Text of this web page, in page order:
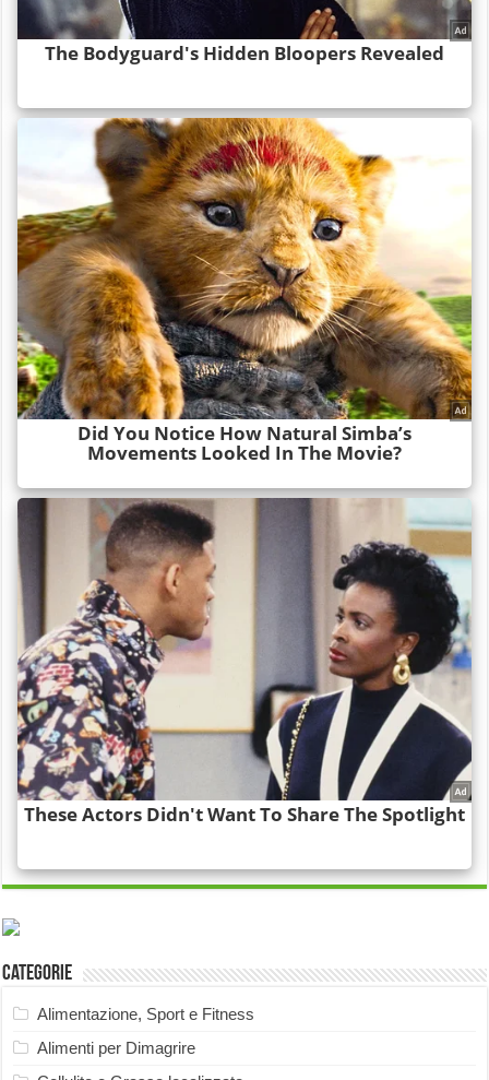
Categorie
Alimentazione, Sport e Fitness
Alimenti per Dimagrire